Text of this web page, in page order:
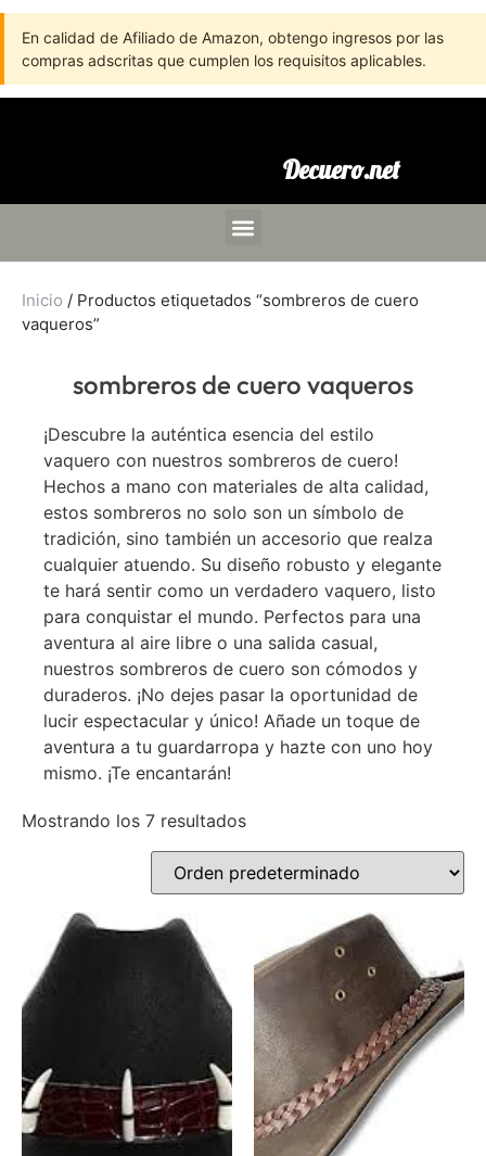
En calidad de Afiliado de Amazon, obtengo ingresos por las
compras adscritas que cumplen los requisitos aplicables.
Decuero.net
Inicio / Productos etiquetados “sombreros de cuero
vaqueros”
sombreros de cuero vaqueros
¡Descubre la auténtica esencia del estilo
vaquero con nuestros sombreros de cuero!
Hechos a mano con materiales de alta calidad,
estos sombreros no solo son un símbolo de
tradición, sino también un accesorio que realza
cualquier atuendo. Su diseño robusto y elegante
te hará sentir como un verdadero vaquero, listo
para conquistar el mundo. Perfectos para una
aventura al aire libre o una salida casual,
nuestros sombreros de cuero son cómodos y
duraderos. ¡No dejes pasar la oportunidad de
lucir espectacular y único! Añade un toque de
aventura a tu guardarropa y hazte con uno hoy
mismo. ¡Te encantarán!
Mostrando los 7 resultados